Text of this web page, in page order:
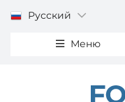
Русский
Меню